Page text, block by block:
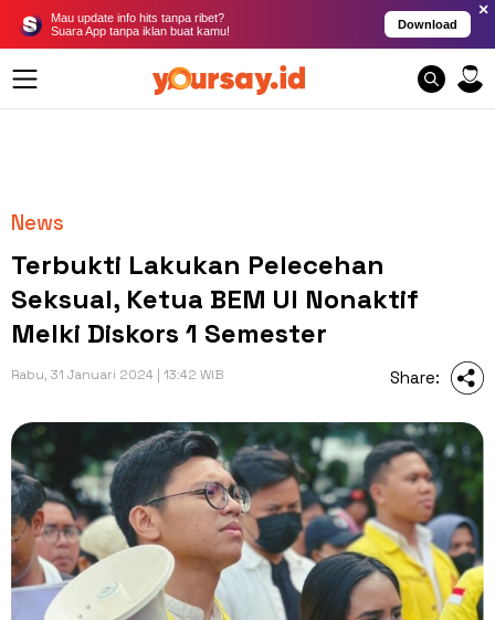
Mau update info hits tanpa ribet?
Suara App tanpa iklan buat kamu!
Download
×
News
Terbukti Lakukan Pelecehan
Seksual, Ketua BEM UI Nonaktif
Melki Diskors 1 Semester
Rabu, 31 Januari 2024 | 13:42 WIB Share: